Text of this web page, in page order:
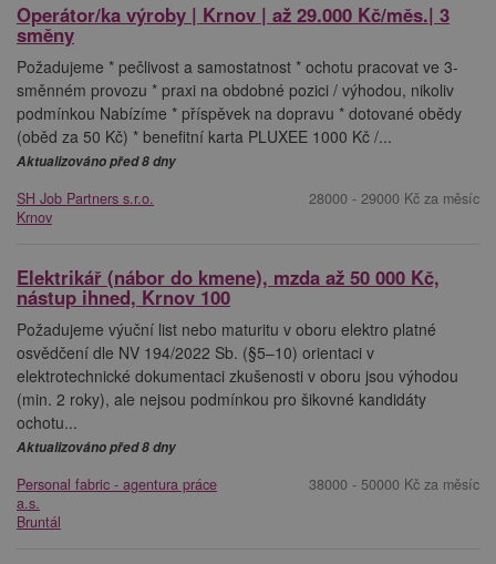
Operátor/ka výroby | Krnov | až 29.000 Kč/měs.| 3
směny
Požadujeme * pečlivost a samostatnost * ochotu pracovat ve 3-
směnném provozu * praxi na obdobné pozici / výhodou, nikoliv
podmínkou Nabízíme * příspěvek na dopravu * dotované obědy
(oběd za 50 Kč) * benefitní karta PLUXEE 1000 Kč /...
Aktualizováno před 8 dny
SH Job Partners s.r.o.
Krnov
28000 - 29000 Kč za měsíc
Elektrikář (nábor do kmene), mzda až 50 000 Kč,
nástup ihned, Krnov 100
Požadujeme výuční list nebo maturitu v oboru elektro platné
osvědčení dle NV 194/2022 Sb. (§5–10) orientaci v
elektrotechnické dokumentaci zkušenosti v oboru jsou výhodou
(min. 2 roky), ale nejsou podmínkou pro šikovné kandidáty
ochotu...
Aktualizováno před 8 dny
Personal fabric - agentura práce
a.s.
Bruntál
38000 - 50000 Kč za měsíc